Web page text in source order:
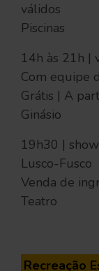
válidos
Piscinas
14h às 21h |
Com equipe
Grátis | A
Ginásio
19h30 |
Lusco-Fusco
Venda de
Teatro
Recreação